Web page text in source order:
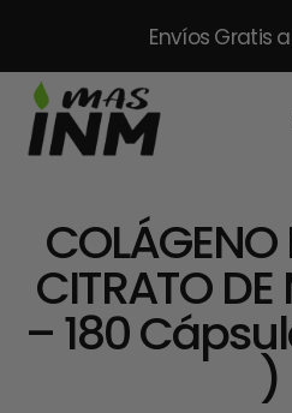
Envíos Gratis
CITRATO
– 180
)